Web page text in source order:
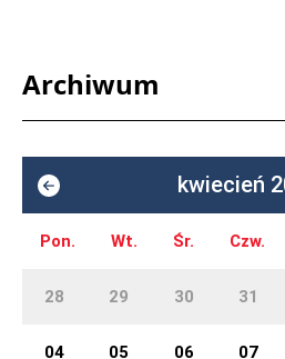
Archiwum
kwiecień
Pon. Wt. Śr. Czw.
28 29 30 31
04 05 06 07